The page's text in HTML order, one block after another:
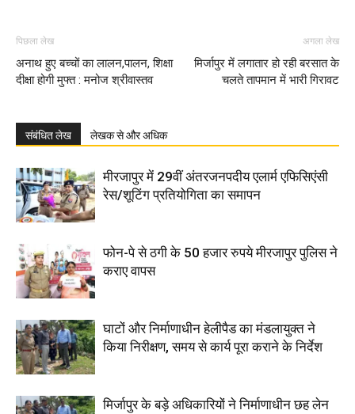
पिछला लेख
अनाथ हुए बच्चों का लालन,पालन, शिक्षा
दीक्षा होगी मुफ्त : मनोज श्रीवास्तव
अगला लेख
मिर्जापुर में लगातार हो रही बरसात के
चलते तापमान में भारी गिरावट
संबंधित लेख लेखक से और अधिक
मीरजापुर में 29वीं अंतरजनपदीय एलार्म एफिसिएंसी
रेस/शूटिंग प्रतियोगिता का समापन
फोन-पे से ठगी के 50 हजार रुपये मीरजापुर पुलिस ने
कराए वापस
घाटों और निर्माणाधीन हेलीपैड का मंडलायुक्त ने
किया निरीक्षण, समय से कार्य पूरा कराने के निर्देश
मिर्जापुर के बड़े अधिकारियों ने निर्माणाधीन छह लेन